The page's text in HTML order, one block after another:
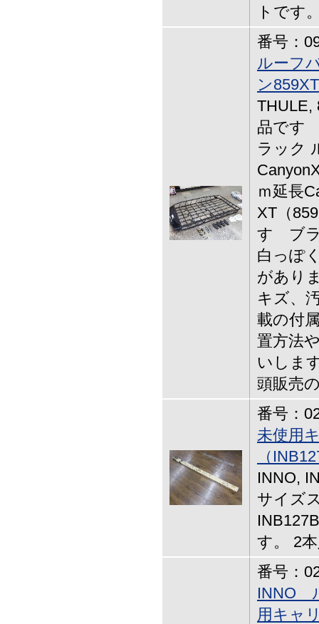
トです
番号：
ルーフ
ン
THULE,
品です
ラック
ｍ延長
XT（
す ブラ
白っぽ
があり
キズ、
載の付
置方法
いしま
頭販売
番号：
未使用
（
INNO,
サイズ
す。 2
番号：
INNO
用キャ